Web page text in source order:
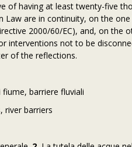
of having at least twenty-five
Law are in continuity, on the
2000/60/EC), and, on
interventions not to be
of the reflections.
barriere fluviali
river barriers